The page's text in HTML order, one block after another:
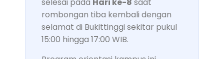
selesai pada Hari ke-8 saat
rombongan tiba kembali dengan
selamat di Bukittinggi sekitar pukul
15:00 hingga 17:00 WIB.